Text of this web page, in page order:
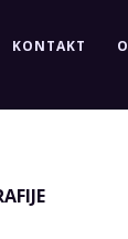
KONTAKT